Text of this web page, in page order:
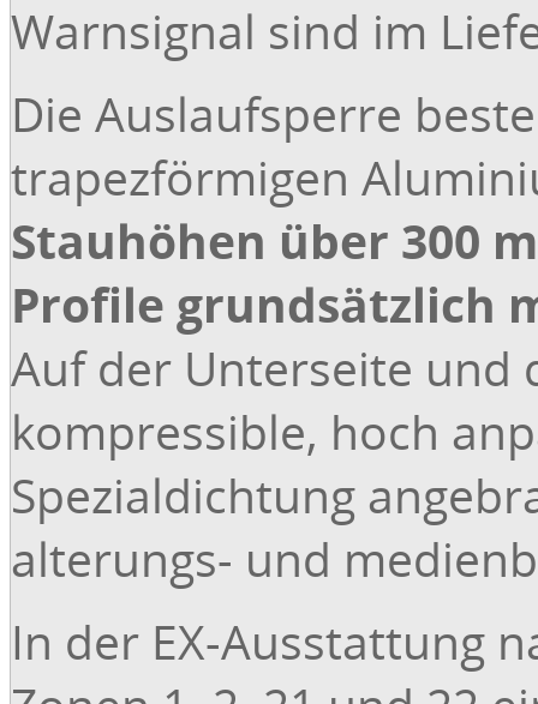
Warnsignal sind im
Die Auslaufsperre
trapezförmigen
Stauhöhen über 300
Profile grundsätzlich
Auf der Unterseite und
kompressible, hoch
Spezialdichtung
alterungs- und
In der EX-Ausstattung